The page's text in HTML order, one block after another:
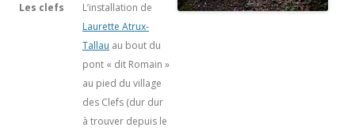
Les clefs
L’installation de
Laurette Atrux-
Tallau au bout du
pont « dit Romain »
au pied du village
des Clefs (dur dur
à trouver depuis le